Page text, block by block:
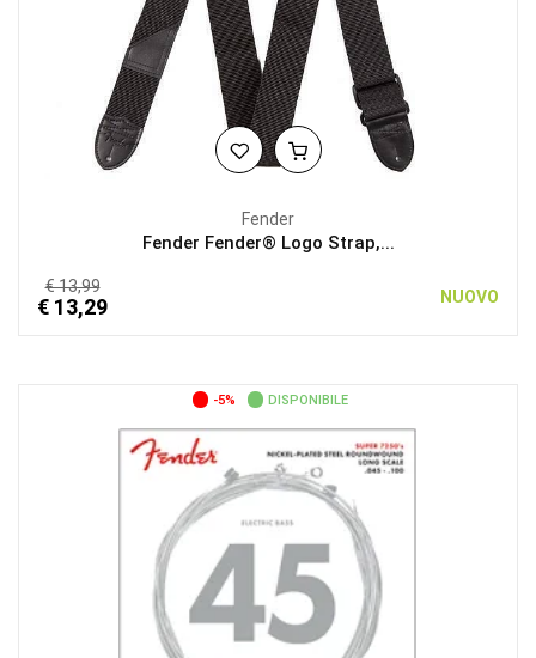
Fender
Fender Fender® Logo Strap,...
€ 13,99
€ 13,29 NUOVO
-5% DISPONIBILE